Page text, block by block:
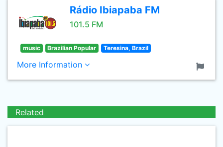
Rádio Ibiapaba FM
101.5 FM
music Brazilian Popular Teresina, Brazil
More Information
Related